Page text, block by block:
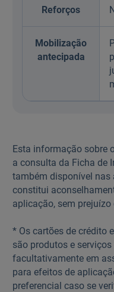
Reforços
Mobilização
antecipada
Esta informação sobre
a consulta da Ficha de
também disponível nas
constitui
aplicação, sem
* Os cartões de crédito
são produtos e
facultativamente em
para efeitos de
preferencial caso se